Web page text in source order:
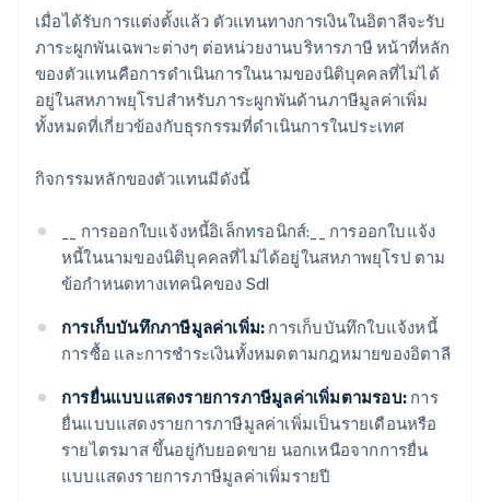
เมื่อได้รับการแต่งตั้งแล้ว ตัวแทนทางการเงินในอิตาลีจะรับ
ภาระผูกพันเฉพาะต่างๆ ต่อหน่วยงานบริหารภาษี หน้าที่หลัก
ของตัวแทนคือการดำเนินการในนามของนิติบุคคลที่ไม่ได้
อยู่ในสหภาพยุโรปสำหรับภาระผูกพันด้านภาษีมูลค่าเพิ่ม
ทั้งหมดที่เกี่ยวข้องกับธุรกรรมที่ดำเนินการในประเทศ
กิจกรรมหลักของตัวแทนมีดังนี้
__ การออกใบแจ้งหนี้อิเล็กทรอนิกส์:__ การออกใบแจ้ง
หนี้ในนามของนิติบุคคลที่ไม่ได้อยู่ในสหภาพยุโรป ตาม
ข้อกำหนดทางเทคนิคของ SdI
การเก็บบันทึกภาษีมูลค่าเพิ่ม: การเก็บบันทึกใบแจ้งหนี้
การซื้อ และการชำระเงินทั้งหมดตามกฎหมายของอิตาลี
การยื่นแบบแสดงรายการภาษีมูลค่าเพิ่มตามรอบ: การ
ยื่นแบบแสดงรายการภาษีมูลค่าเพิ่มเป็นรายเดือนหรือ
รายไตรมาส ขึ้นอยู่กับยอดขาย นอกเหนือจากการยื่น
แบบแสดงรายการภาษีมูลค่าเพิ่มรายปี